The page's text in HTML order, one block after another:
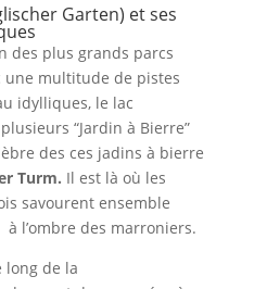
Garten) et ses
des plus grands parcs
une multitude de pistes
idylliques, le lac
“Jardin à Bierre”
des ces jadins à bierre
Turm. Il est là où les
savourent ensemble
à l’ombre des marroniers.
long de la